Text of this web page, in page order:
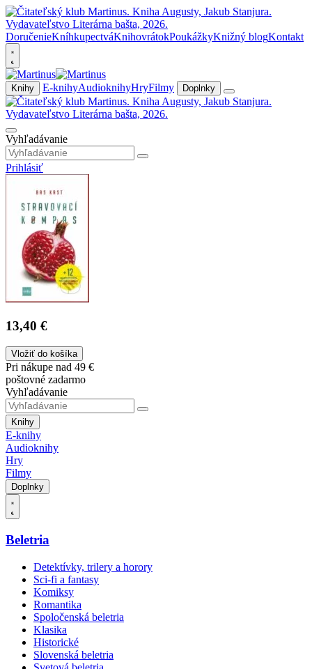
DoručenieKníhkupectváKnihovrátokPoukážkyKnižný blogKontakt
Knihy E-knihyAudioknihyHryFilmy Doplnky
Vyhľadávanie
Prihlásiť
13,40 €
Vložiť do košíka
Pri nákupe nad 49 €
poštovné zadarmo
Vyhľadávanie
Knihy
E-knihy
Audioknihy
Hry
Filmy
Doplnky
Beletria
Detektívky, trilery a horory
Sci-fi a fantasy
Komiksy
Romantika
Spoločenská beletria
Klasika
Historické
Slovenská beletria